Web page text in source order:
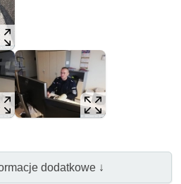
dodatkowe ↓